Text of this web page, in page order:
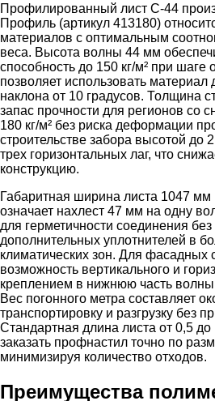
Профилированный лист С-44
Профиль (артикул 413180)
материалов с оптимальным
веса. Высота волны 44 мм
способность до 150 кг/м² при шаге
позволяет использовать материал
наклона от 10 градусов. Толщина
запас прочности для регионов со
180 кг/м² без риска деформации
строительстве забора высотой до
трех горизонтальных лаг, что
конструкцию.
Габаритная ширина листа 1047
означает нахлест 47 мм на одну
для герметичности соединения
дополнительных уплотнителей в
климатических зон. Для фасадных
возможность вертикального и
креплением в нижнюю часть волны
Вес погонного метра составляет
транспортировку и разгрузку без
Стандартная длина листа от 0,5
заказать профнастил точно по
минимизируя количество отходов.
Преимущества